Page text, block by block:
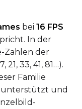
bei 16 FPS
In der
Zahlen der
21, 33, 41, 81…).
Familie
unterstützt und